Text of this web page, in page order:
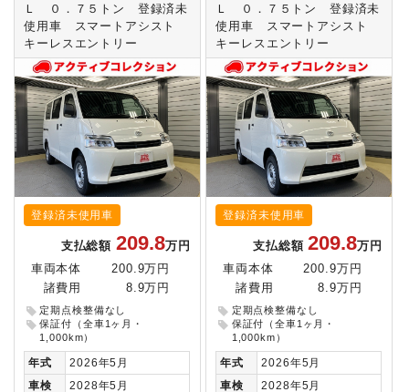
Ｌ ０．７５トン 登録済未
使用車 スマートアシスト
キーレスエントリー
登録済未使用車
支払総額 209.8万円
車両本体
200.9万円
諸費用
8.9万円
定期点検整備なし
保証付（全車1ヶ月・
1,000km）
年式
2026年5月
車検
2028年5月
Ｌ ０．７５トン 登録済未
使用車 スマートアシスト
キーレスエントリー
登録済未使用車
支払総額209.8万円
車両本体
200.9万円
諸費用
8.9万円
定期点検整備なし
保証付（全車1ヶ月・
1,000km）
年式
2026年5月
車検
2028年5月